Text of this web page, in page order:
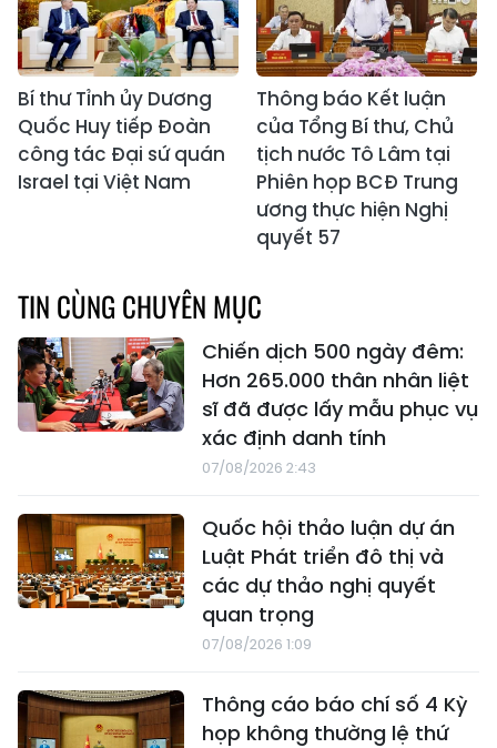
Bí thư Tỉnh ủy Dương
Quốc Huy tiếp Đoàn
công tác Đại sứ quán
Israel tại Việt Nam
Thông báo Kết luận
của Tổng Bí thư, Chủ
tịch nước Tô Lâm tại
Phiên họp BCĐ Trung
ương thực hiện Nghị
quyết 57
TIN CÙNG CHUYÊN MỤC
Chiến dịch 500 ngày đêm:
Hơn 265.000 thân nhân liệt
sĩ đã được lấy mẫu phục vụ
xác định danh tính
07/08/2026 2:43
Quốc hội thảo luận dự án
Luật Phát triển đô thị và
các dự thảo nghị quyết
quan trọng
07/08/2026 1:09
Thông cáo báo chí số 4 Kỳ
họp không thường lệ thứ